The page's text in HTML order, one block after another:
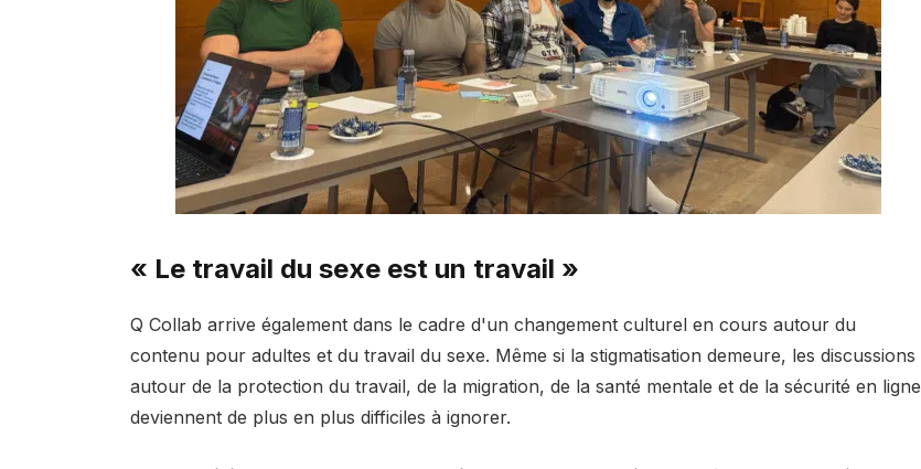
« Le travail du sexe est un travail »
Q Collab arrive également dans le cadre d'un changement culturel en cours autour du
contenu pour adultes et du travail du sexe. Même si la stigmatisation demeure, les discussions
autour de la protection du travail, de la migration, de la santé mentale et de la sécurité en ligne
deviennent de plus en plus difficiles à ignorer.